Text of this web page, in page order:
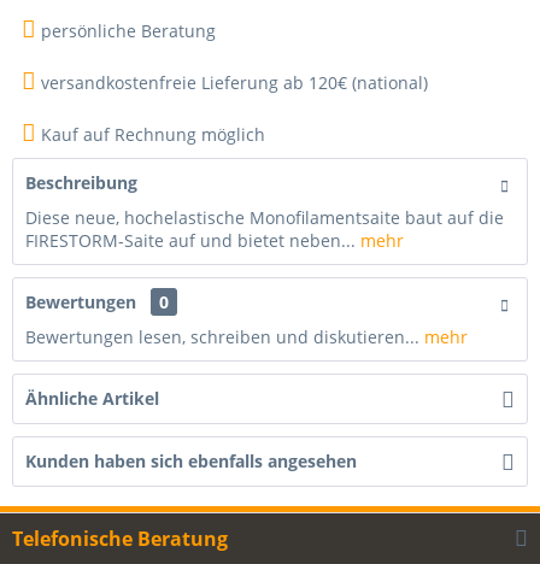
persönliche Beratung
versandkostenfreie Lieferung ab 120€ (national)
Kauf auf Rechnung möglich
Beschreibung
Diese neue, hochelastische Monofilamentsaite baut auf die
FIRESTORM-Saite auf und bietet neben... mehr
Bewertungen
0
Bewertungen lesen, schreiben und diskutieren... mehr
Ähnliche Artikel
Kunden haben sich ebenfalls angesehen
Telefonische Beratung